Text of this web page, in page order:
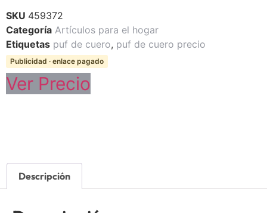
SKU 459372
Categoría Artículos para el hogar
Etiquetas puf de cuero, puf de cuero precio
Publicidad · enlace pagado
Ver Precio
Descripción